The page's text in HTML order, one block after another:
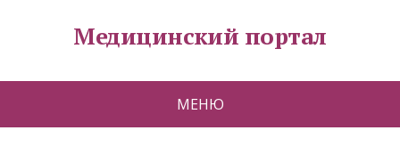
Медицинский портал
МЕНЮ